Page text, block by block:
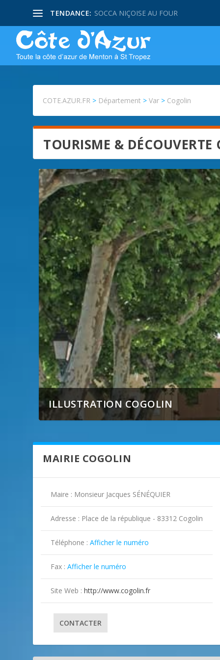
TENDANCE: SOCCA NIÇOISE AU FOUR
COTE.AZUR.FR > Département >Var > Cogolin
TOURISME & DÉCOUVERTE
ILLUSTRATION COGOLIN
ILLUSTRATION COGOLIN ( 2 )
MAIRIE COGOLIN
Maire : Monsieur Jacques SÉNÉQUIER
Adresse : Place de la république - 83312 Cogolin
Téléphone :Afficher le numéro
Fax :Afficher le numéro
Site Web :http://www.cogolin.fr
CONTACTER